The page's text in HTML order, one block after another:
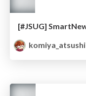
komiya_atsushi